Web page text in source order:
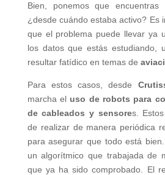
Bien, ponemos que encuentras
¿desde cuándo estaba activo? Es
que el problema puede llevar ya
los datos que estás estudiando,
resultar fatídico en temas de
Para estos casos, desde
marcha el uso de robots para
de cableados y sensores.
de realizar de manera periódica
para asegurar que todo está
un algorítmico que trabajada de
que ya ha sido comprobado. El